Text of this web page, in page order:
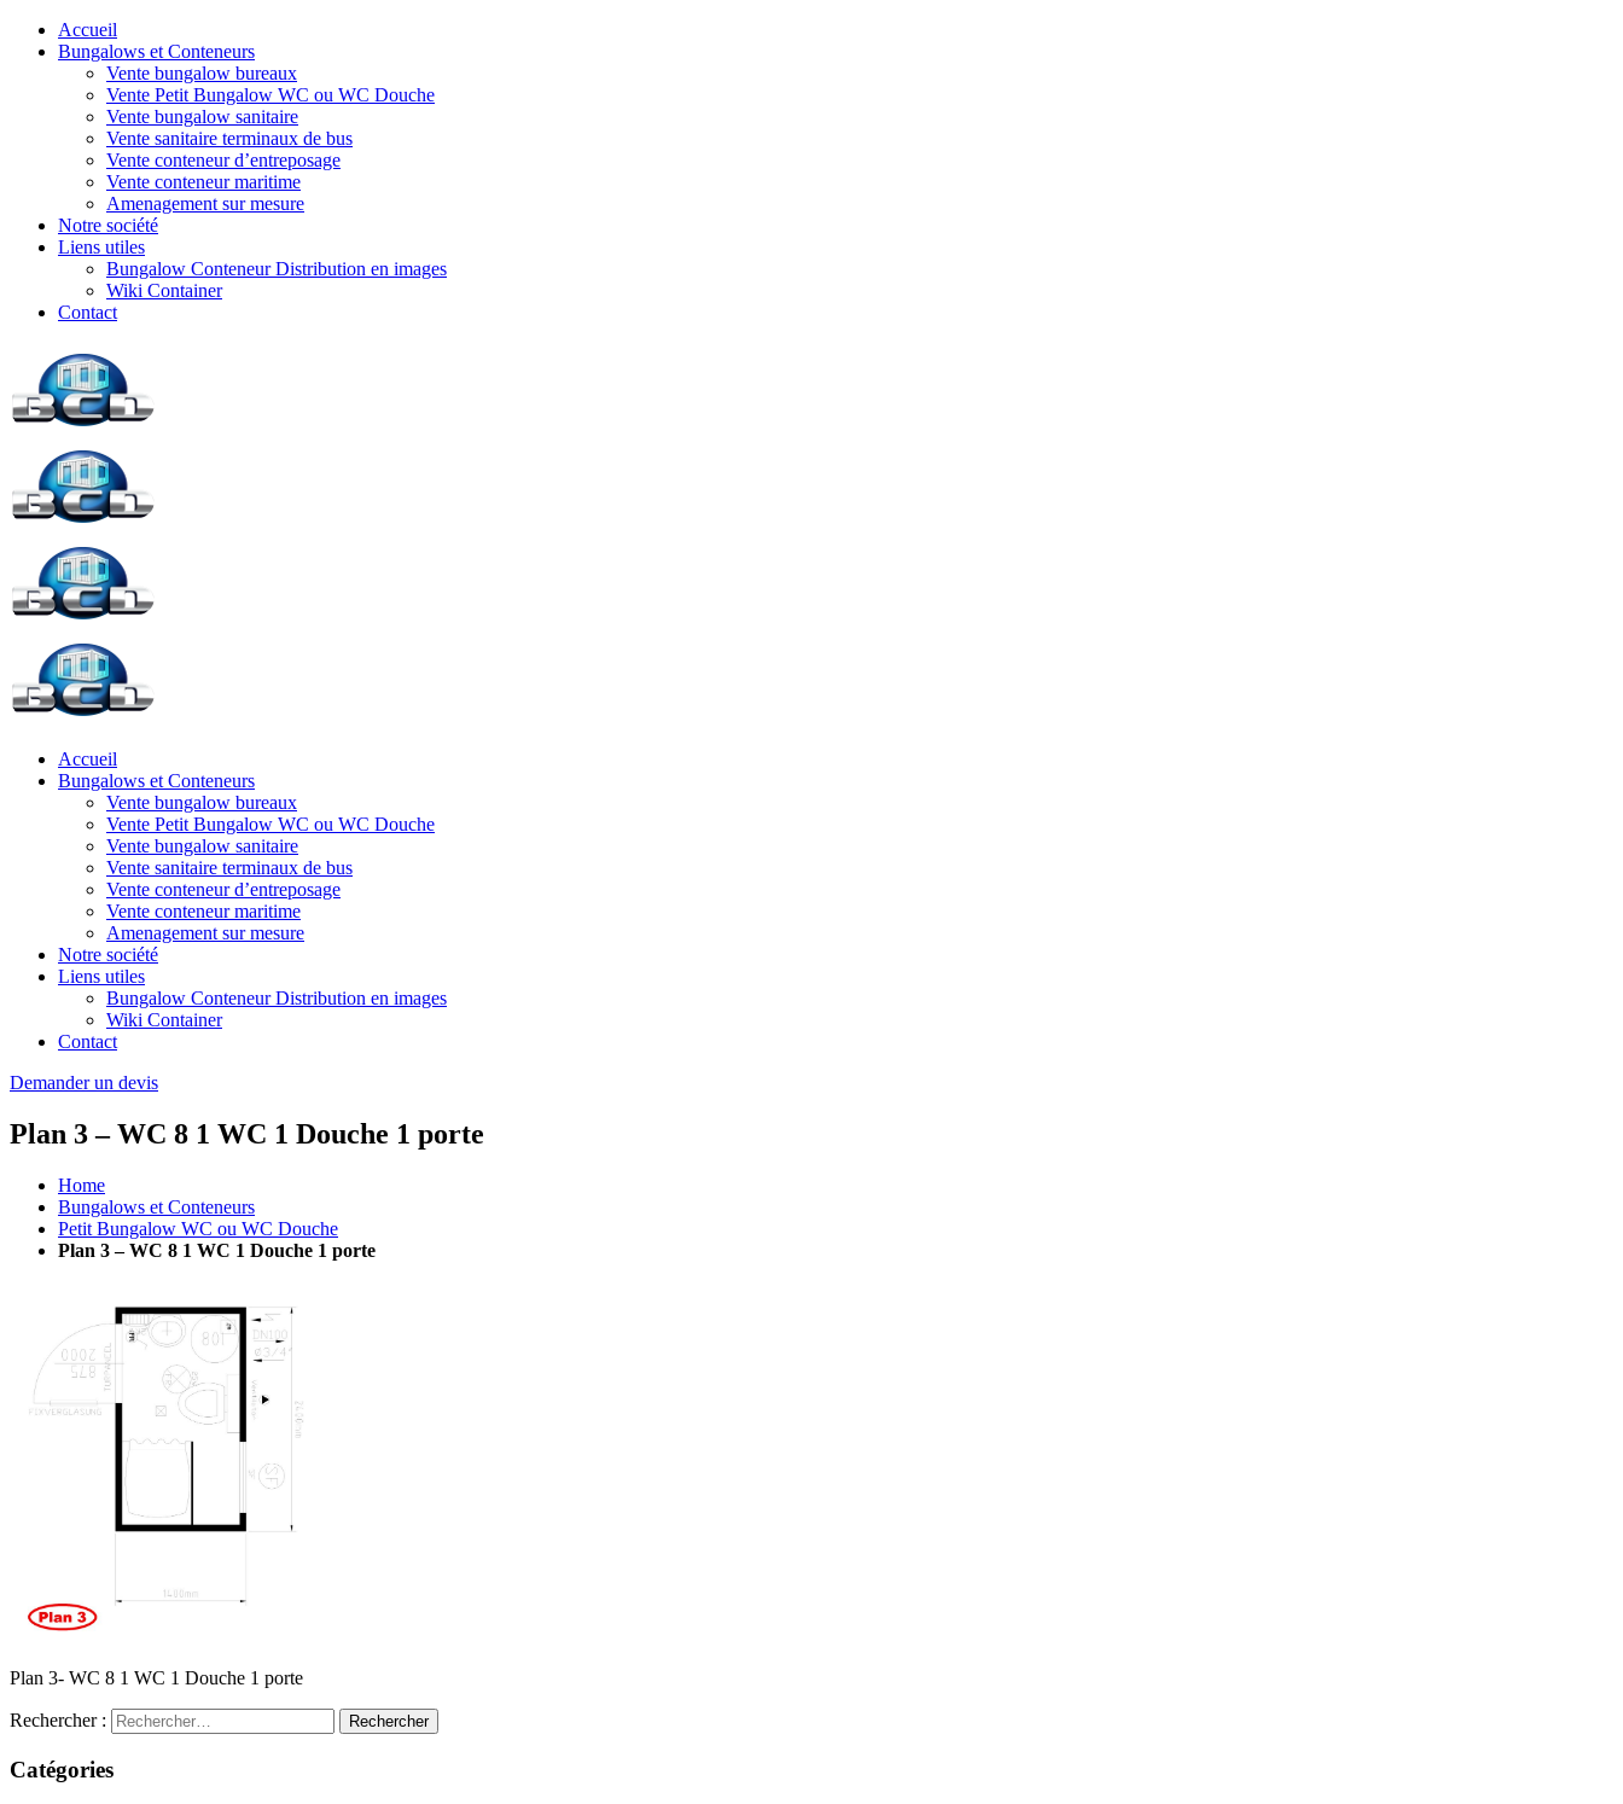
Accueil
Bungalows et Conteneurs
Vente bungalow bureaux
Vente Petit Bungalow WC ou WC Douche
Vente bungalow sanitaire
Vente sanitaire terminaux de bus
Vente conteneur d’entreposage
Vente conteneur maritime
Amenagement sur mesure
Notre société
Liens utiles
Bungalow Conteneur Distribution en images
Wiki Container
Contact
Accueil
Bungalows et Conteneurs
Vente bungalow bureaux
Vente Petit Bungalow WC ou WC Douche
Vente bungalow sanitaire
Vente sanitaire terminaux de bus
Vente conteneur d’entreposage
Vente conteneur maritime
Amenagement sur mesure
Notre société
Liens utiles
Bungalow Conteneur Distribution en images
Wiki Container
Contact
Demander un devis
Plan 3 – WC 8 1 WC 1 Douche 1 porte
Home
Bungalows et Conteneurs
Petit Bungalow WC ou WC Douche
Plan 3 – WC 8 1 WC 1 Douche 1 porte
Plan 3- WC 8 1 WC 1 Douche 1 porte
Rechercher :
Catégories